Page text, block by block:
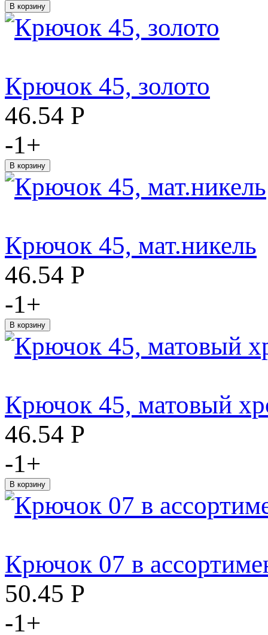
Крючок 45, золото
46.54 Р
-1+
Крючок 45, мат.никель
46.54 Р
-1+
Крючок 45, матовый
46.54 Р
-1+
Крючок 07 в
50.45 Р
-1+